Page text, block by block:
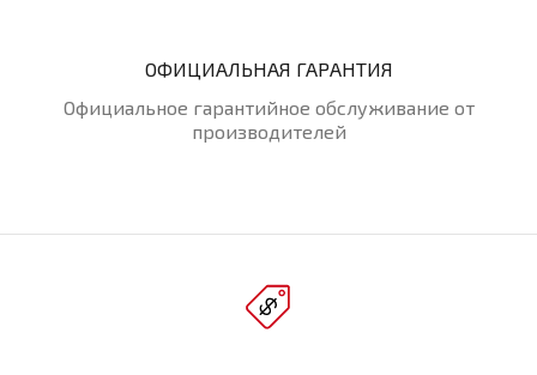
ОФИЦИАЛЬНАЯ ГАРАНТИЯ
Официальное гарантийное обслуживание от
производителей